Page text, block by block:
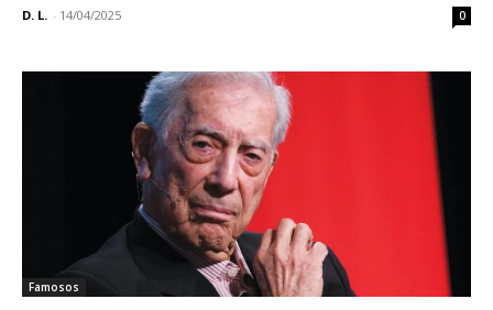
D. L. - 14/04/2025 0
Famosos